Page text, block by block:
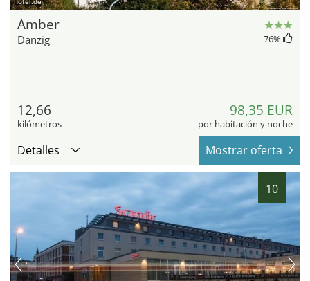
Amber
Danzig 76%
12,66
kilómetros
98,35 EUR
por habitación y noche
Detalles Mostrar oferta
10